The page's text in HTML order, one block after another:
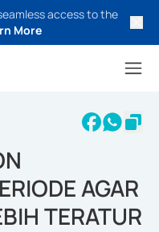
access to the
More
AGAR
TERATUR